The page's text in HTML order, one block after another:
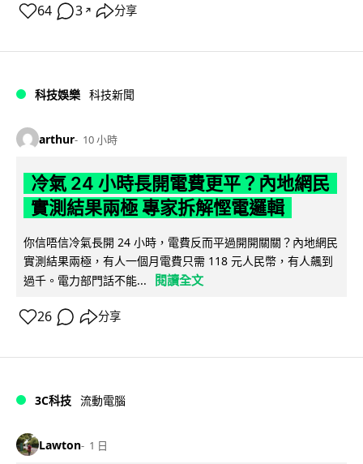
64 3 ↗ 分享
科技娛樂 科技新聞
arthur 10 小時
冷氣 24 小時長開電費更平？內地網民
實測結果兩極 專家拆解慳電邏輯
你信唔信冷氣長開 24 小時，電費反而平過開開關關？內地網民
實測結果兩極，有人一個月電費只需 118 元人民幣，有人飆到
過千。電力部門話不能...
閱讀全文
26 分享
3C科技 流動電腦
Lawton 1 日